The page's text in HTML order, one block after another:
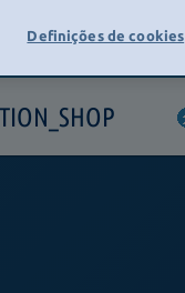
Definições de cookies